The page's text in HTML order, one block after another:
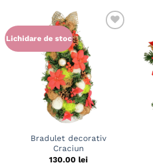
Lichidare de stoc
Bradulet decorativ
Craciun
130.00 lei